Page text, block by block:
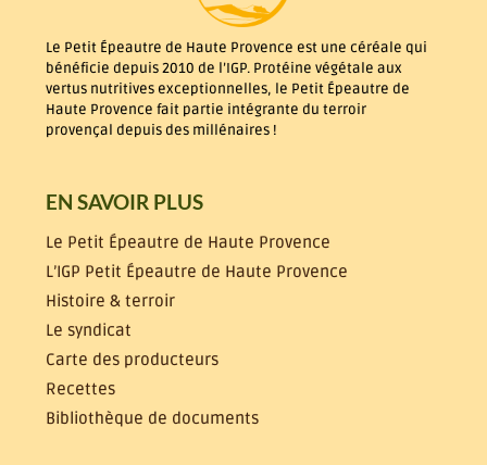
Le Petit Épeautre de Haute Provence est une céréale qui
bénéficie depuis 2010 de l’IGP. Protéine végétale aux
vertus nutritives exceptionnelles, le Petit Épeautre de
Haute Provence fait partie intégrante du terroir
provençal depuis des millénaires !
EN SAVOIR PLUS
Le Petit Épeautre de Haute Provence
L’IGP Petit Épeautre de Haute Provence
Histoire & terroir
Le syndicat
Carte des producteurs
Recettes
Bibliothèque de documents